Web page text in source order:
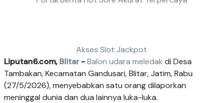
Akses Slot Jackpot
Liputan6.com,Blitar -Balon udara meledak di Desa
Tambakan, Kecamatan Gandusari, Blitar, Jatim, Rabu
(27/5/2026), menyebabkan satu orang dilaporkan
meninggal dunia dan dua lainnya luka-luka.